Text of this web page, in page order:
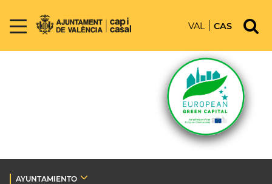
VAL CAS
AYUNTAMIENTO